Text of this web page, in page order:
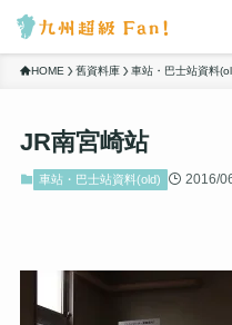
HOME 舊資料庫 車站・巴士站資料
JR南宮崎站
車站・巴士站資料(old) 2016/